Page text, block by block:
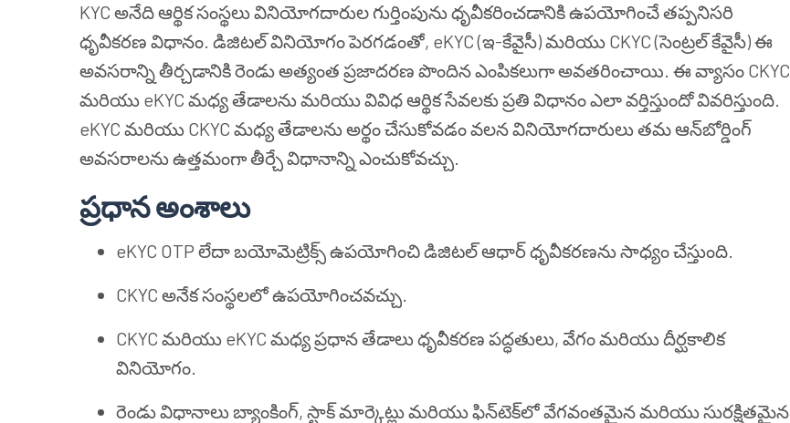
KYC అనేది ఆర్థిక సంస్థలు వినియోగదారుల గుర్తింపును ధృవీకరించడానికి ఉపయోగించే తప్పనిసరి
ధృవీకరణ విధానం. డిజిటల్ వినియోగం పెరగడంతో, eKYC (ఇ-కేవైసీ) మరియు CKYC (సెంట్రల్ కేవైసీ) ఈ
అవసరాన్ని తీర్చడానికి రెండు అత్యంత ప్రజాదరణ పొందిన ఎంపికలుగా అవతరించాయి. ఈ వ్యాసం CKYC
మరియు eKYC మధ్య తేడాలను మరియు వివిధ ఆర్థిక సేవలకు ప్రతి విధానం ఎలా వర్తిస్తుందో వివరిస్తుంది.
eKYC మరియు CKYC మధ్య తేడాలను అర్థం చేసుకోవడం వలన వినియోగదారులు తమ ఆన్‌బోర్డింగ్
అవసరాలను ఉత్తమంగా తీర్చే విధానాన్ని ఎంచుకోవచ్చు.
ప్రధాన అంశాలు
eKYC OTP లేదా బయోమెట్రిక్స్ ఉపయోగించి డిజిటల్ ఆధార్ ధృవీకరణను సాధ్యం చేస్తుంది.
CKYC అనేక సంస్థలలో ఉపయోగించవచ్చు.
CKYC మరియు eKYC మధ్య ప్రధాన తేడాలు ధృవీకరణ పద్ధతులు, వేగం మరియు దీర్ఘకాలిక
వినియోగం.
రెండు విధానాలు బ్యాంకింగ్, స్టాక్ మార్కెట్లు మరియు ఫిన్‌టెక్‌లో వేగవంతమైన మరియు సురక్షితమైన